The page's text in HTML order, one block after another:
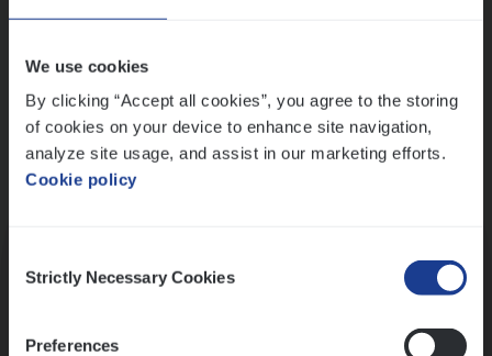
We use cookies
By clicking “Accept all cookies”, you agree to the storing
of cookies on your device to enhance site navigation,
analyze site usage, and assist in our marketing efforts.
Cookie policy
Selection
Strictly Necessary Cookies
Preferences